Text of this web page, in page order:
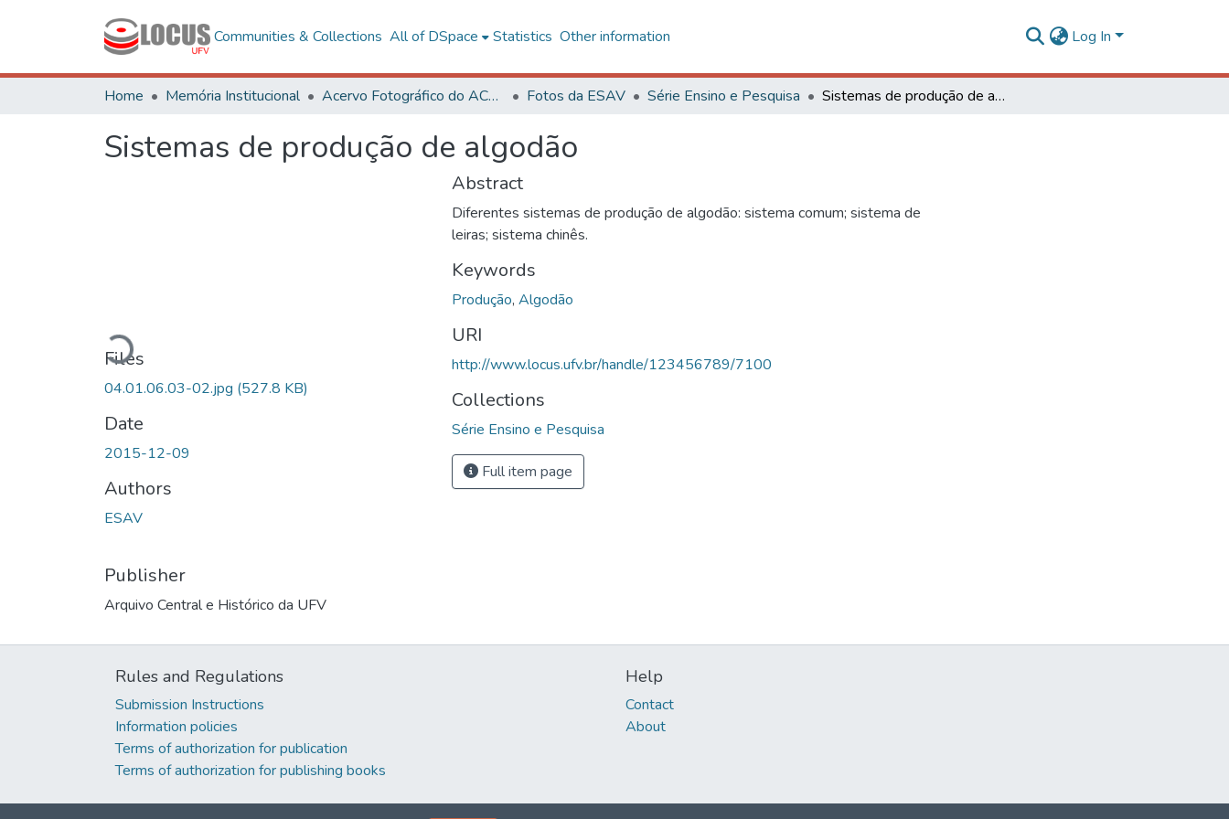
Communities & Collections All of DSpace Statistics Other information Log In
Home Memória Institucional Acervo Fotográfico do ACH-UFV Fotos da ESAV Série Ensino e Pesquisa Sistemas de produção de algodão
Sistemas de produção de algodão
Loading...
Files
04.01.06.03-02.jpg (527.8 KB)
Date
2015-12-09
Authors
ESAV
Publisher
Arquivo Central e Histórico da UFV
Abstract
Diferentes sistemas de produção de algodão: sistema comum; sistema de
leiras; sistema chinês.
Keywords
Produção, Algodão
URI
http://www.locus.ufv.br/handle/123456789/7100
Collections
Série Ensino e Pesquisa
Full item page
Rules and Regulations
Submission Instructions
Information policies
Terms of authorization for publication
Terms of authorization for publishing books
Help
Contact
About